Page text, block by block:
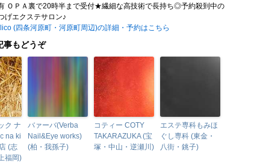
ＯＰＡ裏で20時半まで受付★繊細な高技術で長持ち◎予約殺到中の
げエクステサロン♪
(四条河原町・河原町周辺)の詳細・予約はこちら
事もどうぞ
ク ナ
na ki
(志
福岡)
バァーバ(Verba
Nail&Eye works)
(柏・我孫子)
コティー COTY
TAKARAZUKA (宝
塚・中山・逆瀬川)
エステ専科もみほ
ぐし専科 (東金・
八街・銚子)